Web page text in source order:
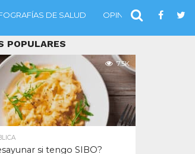
DE SALUD OPINIÓN
POPULARES
7.5K
si tengo SIBO?